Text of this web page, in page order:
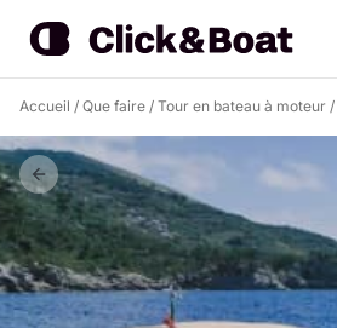
Accueil / Que faire / Tour en bateau à moteur /